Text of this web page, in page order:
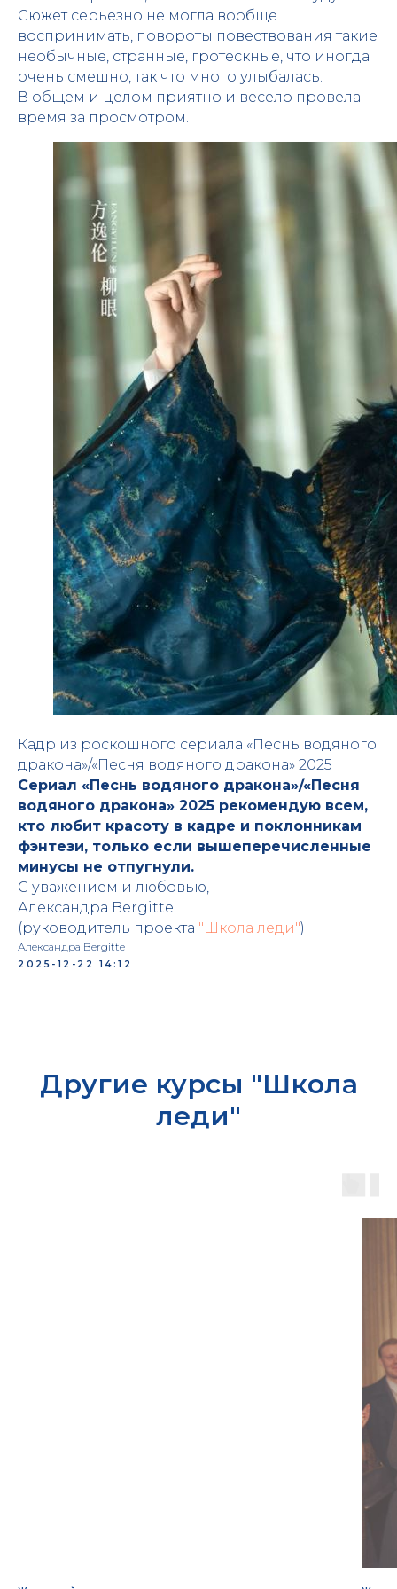
Сюжет серьезно не могла вообще
воспринимать, повороты повествования такие
необычные, странные, гротескные, что иногда
очень смешно, так что много улыбалась.
В общем и целом приятно и весело провела
время за просмотром.
Кадр из роскошного сериала «Песнь водяного
дракона»/«Песня водяного дракона» 2025
Сериал «Песнь водяного дракона»/«Песня
водяного дракона» 2025 рекомендую всем,
кто любит красоту в кадре и поклонникам
фэнтези, только если вышеперечисленные
минусы не отпугнули.
С уважением и любовью,
Александра Bergitte
(руководитель проекта "Школа леди")
Александра Bergitte
2025-12-22 14:12
Другие курсы "Школа
леди"